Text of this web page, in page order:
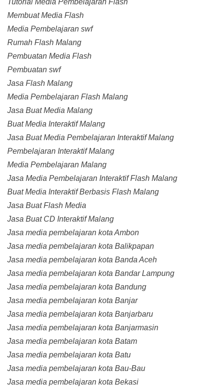
Tutorial Media Pembelajaran Flash
Membuat Media Flash
Media Pembelajaran swf
Rumah Flash Malang
Pembuatan Media Flash
Pembuatan swf
Jasa Flash Malang
Media Pembelajaran Flash Malang
Jasa Buat Media Malang
Buat Media Interaktif Malang
Jasa Buat Media Pembelajaran Interaktif Malang
Pembelajaran Interaktif Malang
Media Pembelajaran Malang
Jasa Media Pembelajaran Interaktif Flash Malang
Buat Media Interaktif Berbasis Flash Malang
Jasa Buat Flash Media
Jasa Buat CD Interaktif Malang
Jasa media pembelajaran kota Ambon
Jasa media pembelajaran kota Balikpapan
Jasa media pembelajaran kota Banda Aceh
Jasa media pembelajaran kota Bandar Lampung
Jasa media pembelajaran kota Bandung
Jasa media pembelajaran kota Banjar
Jasa media pembelajaran kota Banjarbaru
Jasa media pembelajaran kota Banjarmasin
Jasa media pembelajaran kota Batam
Jasa media pembelajaran kota Batu
Jasa media pembelajaran kota Bau-Bau
Jasa media pembelajaran kota Bekasi